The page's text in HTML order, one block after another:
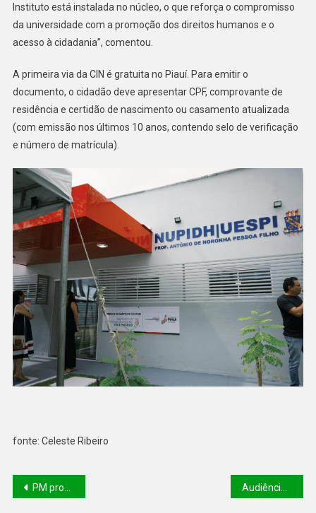
Instituto está instalada no núcleo, o que reforça o compromisso
da universidade com a promoção dos direitos humanos e o
acesso à cidadania”, comentou.
A primeira via da CIN é gratuita no Piauí. Para emitir o
documento, o cidadão deve apresentar CPF, comprovante de
residência e certidão de nascimento ou casamento atualizada
(com emissão nos últimos 10 anos, contendo selo de verificação
e número de matrícula).
fonte: Celeste Ribeiro
PM promove I Prova Hípica do Regimento de Cavalaria Heróis do Jenipapo em Teresina